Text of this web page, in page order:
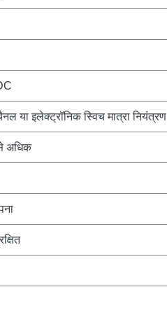
या इलेक्ट्रॉनिक स्विच मात्रा नियंत्रण
अधिक